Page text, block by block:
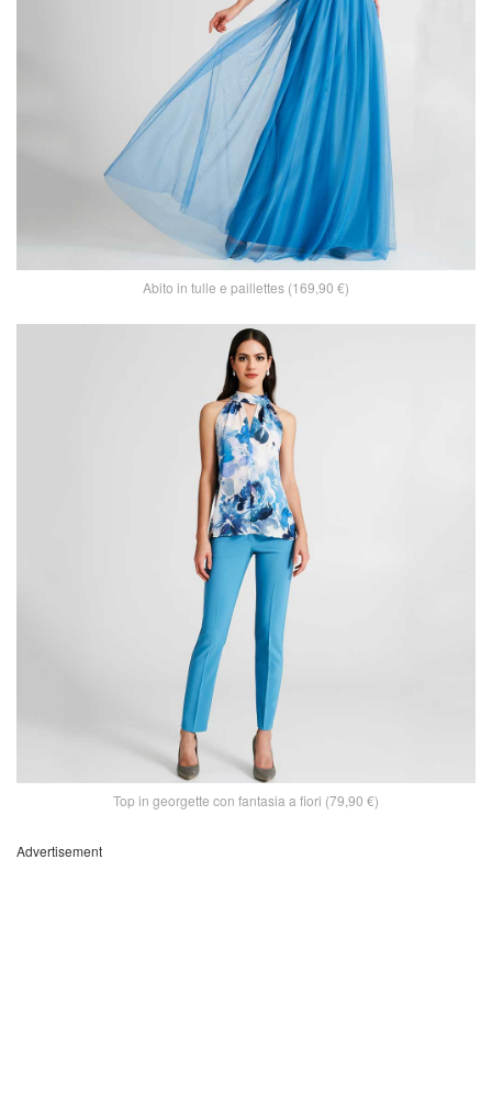
Abito in tulle e paillettes (169,90 €)
Top in georgette con fantasia a fiori (79,90 €)
Advertisement